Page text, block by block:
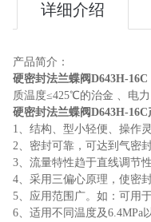
详细介绍
产品简介：
硬密封法兰蝶阀D643H-16C
质温度≤425℃的治金 、电
硬密封法兰蝶阀D643H-16C
1、结构、型小轻便、操作
2、密封可靠，可达到气密
3、流量特性趋于直线调节性
4、采用三偏心原理，使密
5、应用范围广。如：可用
6、适用不同温度及6.4MPa